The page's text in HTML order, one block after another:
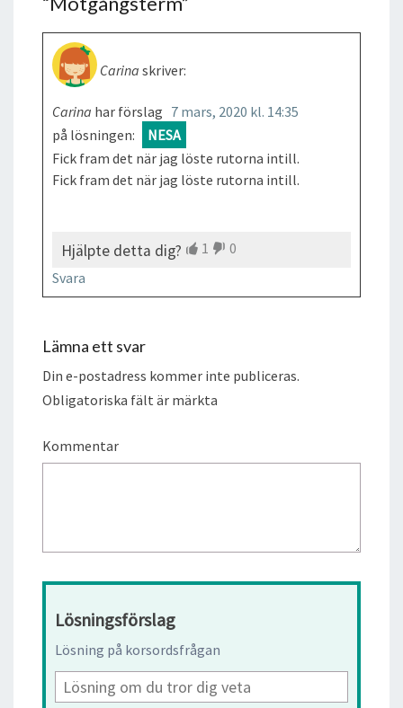
Carina skriver:
7 mars, 2020 kl. 14:35
Carina har förslag
på lösningen:
NESA
Fick fram det när jag löste rutorna intill.
Fick fram det när jag löste rutorna intill.
Hjälpte detta dig? 1
0
Svara
Lämna ett svar
Din e-postadress kommer inte publiceras.
Obligatoriska fält är märkta
Kommentar
Lösningsförslag
Lösning på korsordsfrågan